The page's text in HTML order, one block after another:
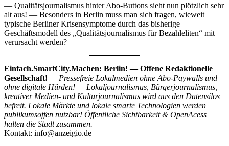
— Qualitätsjournalismus hinter Abo-Buttons sieht nun plötzlich sehr
alt aus! — Besonders in Berlin muss man sich fragen, wieweit
typische Berliner Krisensymptome durch das bisherige
Geschäftsmodell des „Qualitätsjournalismus für Bezahleliten“ mit
verursacht werden?
Einfach.SmartCity.Machen: Berlin! — Offene Redaktionelle
Gesellschaft! — Pressefreie Lokalmedien ohne Abo-Paywalls und
ohne digitale Hürden! — Lokaljournalismus, Bürgerjournalismus,
kreativer Medien- und Kulturjournalismus wird aus den Datensilos
befreit. Lokale Märkte und lokale smarte Technologien werden
publikumsoffen nutzbar! Öffentliche Sichtbarkeit & OpenAcess
halten die Stadt zusammen.
Kontakt: info@anzeigio.de